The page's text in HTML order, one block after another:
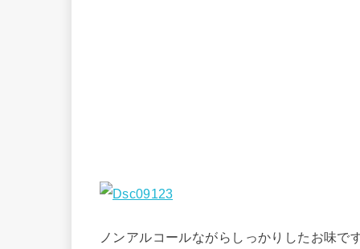
ノンアルコールながらしっかりしたお味で